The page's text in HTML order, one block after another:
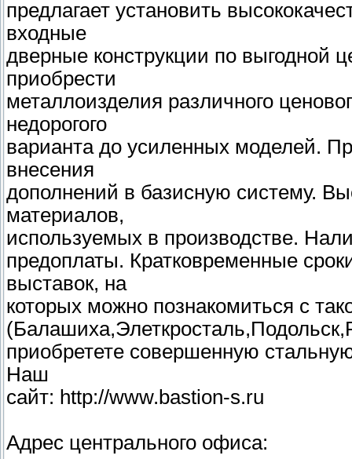
предлагает установить
входные
дверные конструкции по выгодной
приобрести
металлоизделия различного
недорогого
варианта до усиленных моделей.
внесения
дополнений в базисную систему.
материалов,
используемых в производстве.
предоплаты. Кратковременные
выставок, на
которых можно познакомиться с
приобретете совершенную
Наш
сайт: http://www.bastion-s.ru
Адрес центрального офиса: